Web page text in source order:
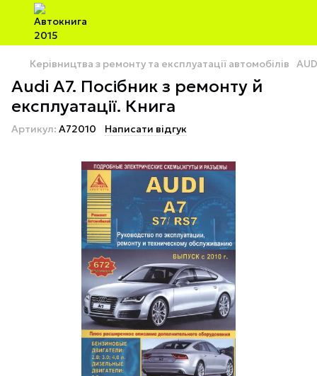
Керівництва з ремонту та експлуатації автомобілів
Audi A7. Посібник з ремонту й
експлуатації. Книга
Артикул: A72010 Написати відгук